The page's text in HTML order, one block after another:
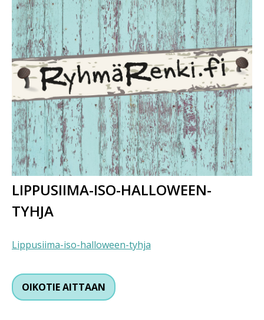
LIPPUSIIMA-ISO-HALLOWEEN-
TYHJA
Lippusiima-iso-halloween-tyhja
OIKOTIE AITTAAN